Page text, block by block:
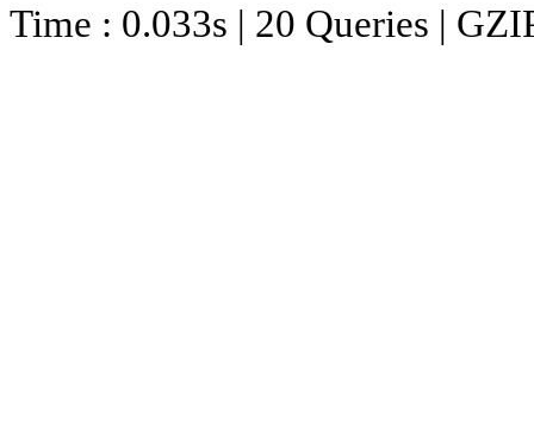
Time : 0.033s | 20 Queries |